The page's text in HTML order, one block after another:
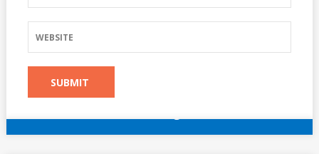
Outros hotéis em Paris